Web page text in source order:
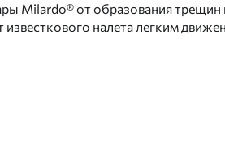
Milardo® от образования трещин
налета легким